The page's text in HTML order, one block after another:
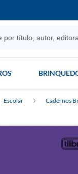
Escolar Cadernos